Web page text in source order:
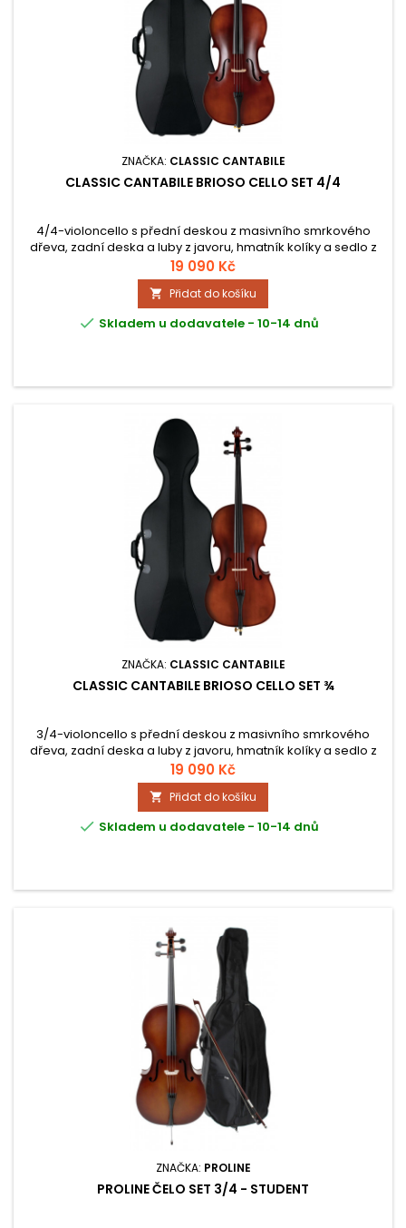
ZNAČKA: CLASSIC CANTABILE
CLASSIC CANTABILE BRIOSO CELLO SET 4/4
4/4-violoncello s přední deskou z masivního smrkového
dřeva, zadní deska a luby z javoru, hmatník kolíky a sedlo z
ebenového dřeva, 4 ocelové struny, včetně dolaďovačů,
délka: 126 cm, hmotnost: cca. 3,3 kg, rozměry pouzdra
(DxŠxV): 137 x 32 x 53 cm, matný lak
19 090 Kč
 Přidat do košíku
 Skladem u dodavatele - 10-14 dnů
ZNAČKA: CLASSIC CANTABILE
CLASSIC CANTABILE BRIOSO CELLO SET ¾
3/4-violoncello s přední deskou z masivního smrkového
dřeva, zadní deska a luby z javoru, hmatník kolíky a sedlo z
ebenového dřeva, 4 ocelové struny, včetně dolaďovačů,
délka: 116 cm, hmotnost: cca. 2,8 kg, rozměry pouzdra
(DxŠxV): 125 x 31 x 47 cm, matný lak.
19 090 Kč
 Přidat do košíku
 Skladem u dodavatele - 10-14 dnů
ZNAČKA: PROLINE
PROLINE ČELO SET 3/4 - STUDENT